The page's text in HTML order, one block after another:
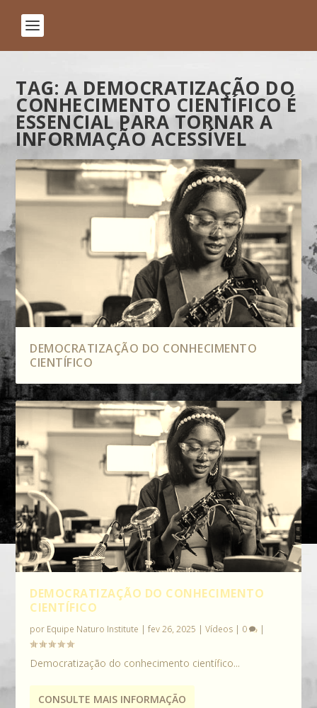
TAG: A DEMOCRATIZAÇÃO DO
CONHECIMENTO CIENTÍFICO É
ESSENCIAL PARA TORNAR A
INFORMAÇÃO ACESSÍVEL
DEMOCRATIZAÇÃO DO CONHECIMENTO
CIENTÍFICO
DEMOCRATIZAÇÃO DO CONHECIMENTO
CIENTÍFICO
por Equipe Naturo Institute |fev 26, 2025 |Vídeos | 0 |
Democratização do conhecimento científico...
CONSULTE MAIS INFORMAÇÃO